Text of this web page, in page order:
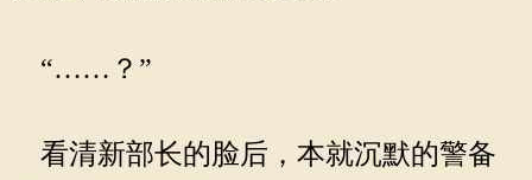
“……？”
看清新部长的脸后，本就沉默的警备